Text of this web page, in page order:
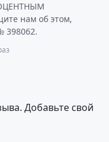
нам об этом,
398062.
Добавьте свой